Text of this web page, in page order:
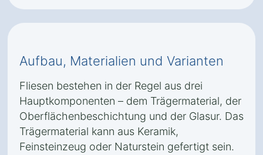
Aufbau, Materialien und Varianten
Fliesen bestehen in der Regel aus drei
Hauptkomponenten – dem Trägermaterial, der
Oberflächenbeschichtung und der Glasur. Das
Trägermaterial kann aus Keramik,
Feinsteinzeug oder Naturstein gefertigt sein.